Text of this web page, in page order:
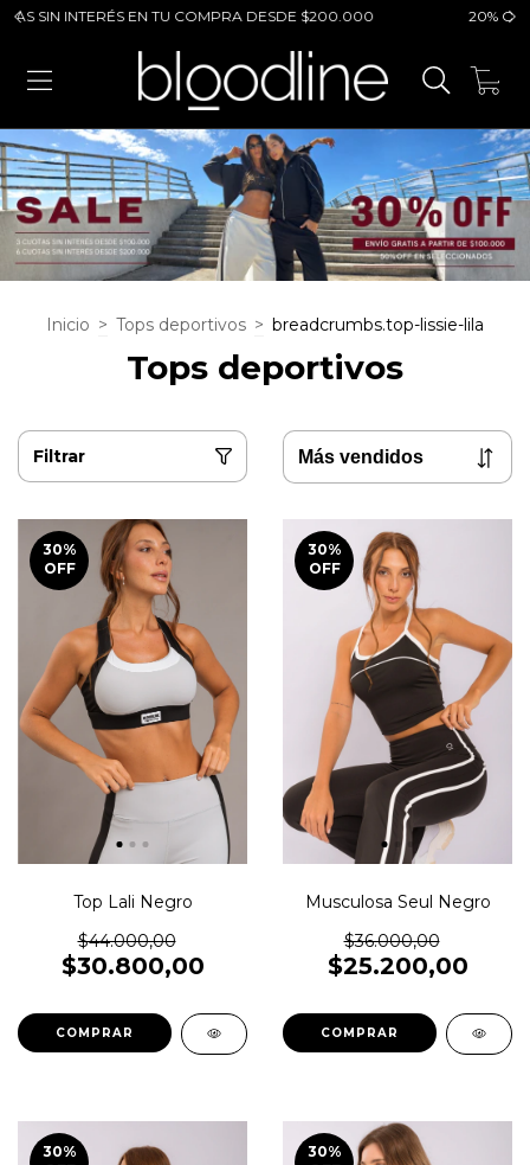
POR TRANSFERENCIA ENVIO GRATIS + 3 CUOTAS SIN
Inicio > Tops deportivos > breadcrumbs.top-lissie-lila
Tops deportivos
Filtrar
30%
OFF
Top Lali Negro
$44.000,00
$30.800,00
COMPRAR
30%
OFF
Musculosa Seul Negro
$36.000,00
$25.200,00
COMPRAR
30%
30%